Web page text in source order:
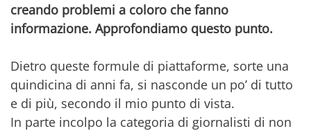
creando problemi a coloro che fanno
informazione. Approfondiamo questo punto.
Dietro queste formule di piattaforme, sorte una
quindicina di anni fa, si nasconde un po’ di tutto
e di più, secondo il mio punto di vista.
In parte incolpo la categoria di giornalisti di non